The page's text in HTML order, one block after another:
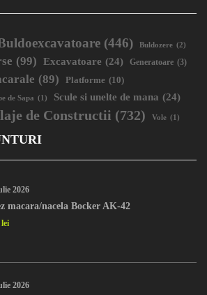
(446) Buldozere (2)
(99) Excavatoare (24) Generatoare (3)
(89) Platforme (10)
de Sapa (1) Scule si unelte de mana (24)
de Constructii (732) Vole (1)
2026
macara/nacela Bocker AK-42
lei
2026